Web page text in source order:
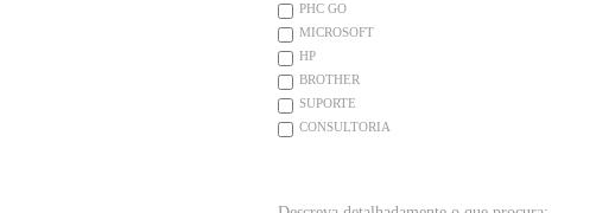
PHC GO
MICROSOFT
HP
BROTHER
SUPORTE
CONSULTORIA